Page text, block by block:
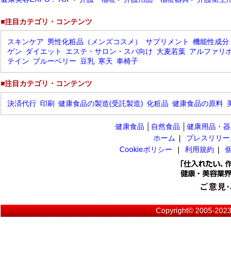
■注目カテゴリ・コンテンツ
スキンケア 男性化粧品（メンズコスメ） サプリメント 機能性成分
ゲン ダイエット エステ・サロン・スパ向け 大麦若葉 アルファリ
テイン ブルーベリー 豆乳 寒天 車椅子
■注目カテゴリ・コンテンツ
決済代行 印刷 健康食品の製造(受託製造) 化粧品 健康食品の原料
健康食品 自然食品 健康用品・
ホーム
プレスリリー
Cookieポリシー
利用規約
Copyright© 2005-